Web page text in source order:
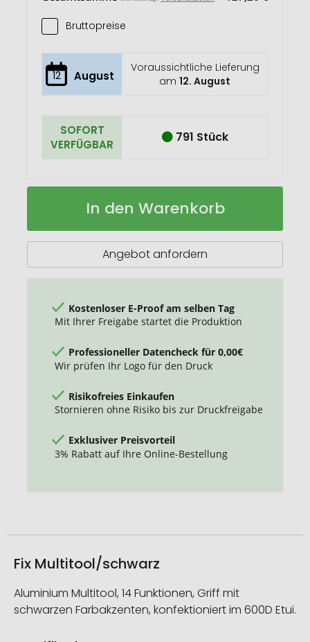
Bruttopreise
12 August
Voraussichtliche Lieferung
am12. August
SOFORT
VERFÜGBAR
791 Stück
Fix
Auf
In den Warenkorb
Angebot anfordern
Kostenloser E-Proof am selben Tag
Mit Ihrer Freigabe startet die Produktion
Professioneller Datencheck für 0,00€
Wir prüfen Ihr Logo für den Druck
Risikofreies Einkaufen
Stornieren ohne Risiko bis zur Druckfreigabe
Exklusiver Preisvorteil
3% Rabatt auf Ihre Online-Bestellung
Fix Multitool/schwarz
Aluminium Multitool, 14 Funktionen, Griff mit
schwarzen Farbakzenten, konfektioniert im 600D Etui.